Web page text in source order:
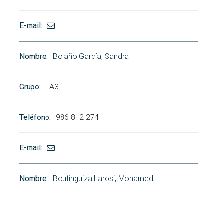
Bolaño García, Sandra
FA3
986 812 274
Boutinguiza Larosi, Mohamed